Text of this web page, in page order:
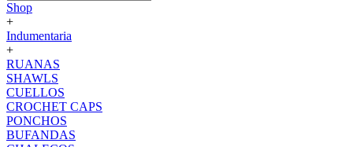
Shop
+
Indumentaria
+
RUANAS
SHAWLS
CUELLOS
CROCHET CAPS
PONCHOS
BUFANDAS